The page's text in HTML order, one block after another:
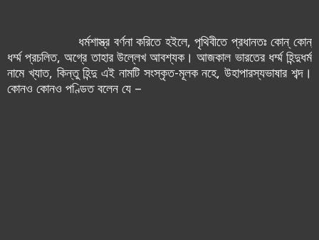
ধর্মশাস্ত্র বর্ণনা করিতে হ‌ইলে, পৃথিবীতে প্রধানতঃ কোন্ কোন্
ধর্ম্ম প্রচলিত, অগ্রে তাহার উল্লেখ আবশ্যক। আজকাল ভারতের ধর্ম্ম হিন্দুধর্ম
নামে খ্যাত, কিন্তু হিন্দু এই নামটি সংস্কৃত-মূলক নহে, উহাপারস্যভাষার শব্দ।
কোন‌ও কোন‌ও পণ্ডিত বলেন যে –